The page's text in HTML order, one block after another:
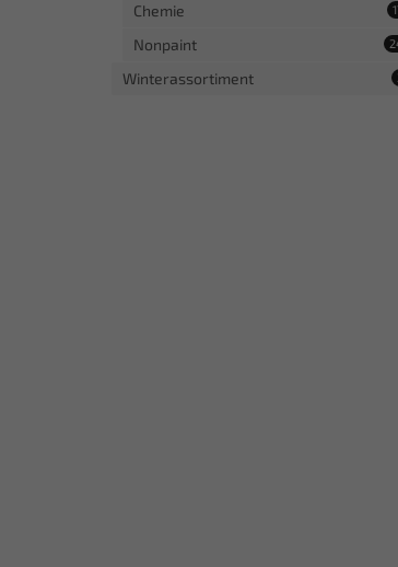
Chemie
Nonpaint
Winterassortiment